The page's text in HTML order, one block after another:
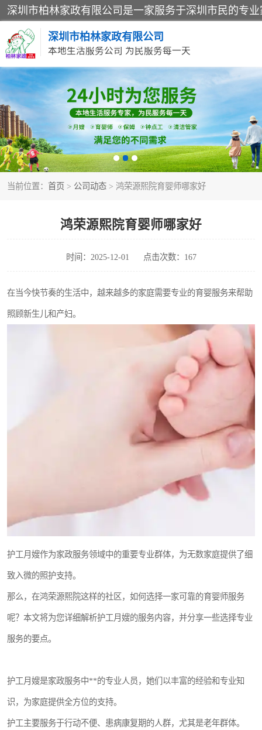
深圳市柏林家政有限公司
本地生活服务公司 为民服务每一天
当前位置： 首页 > 公司动态 > 鸿荣源熙院育婴师哪家好
鸿荣源熙院育婴师哪家好
时间：2025-12-01 点击次数：167
在当今快节奏的生活中，越来越多的家庭需要专业的育婴服务来帮助
照顾新生儿和产妇。
护工月嫂作为家政服务领域中的重要专业群体，为无数家庭提供了细
致入微的照护支持。
那么，在鸿荣源熙院这样的社区，如何选择一家可靠的育婴师服务
呢？本文将为您详细解析护工月嫂的服务内容，并分享一些选择专业
服务的要点。
护工月嫂是家政服务中**的专业人员，她们以丰富的经验和专业知
识，为家庭提供全方位的支持。
护工主要服务于行动不便、患病康复期的人群，尤其是老年群体。
家居保洁
家庭保姆